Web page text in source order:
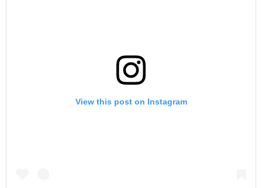
View this post on Instagram